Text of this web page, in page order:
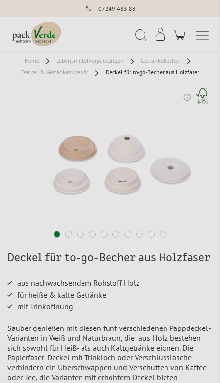
07249 483 83
Home Lebensmittelverpackungen
Getränkebecher
Deckel & Getränkezubehör
Deckel für to-go-Becher aus Holzfaser
Deckel für to-go-Becher aus Holzfaser
aus nachwachsendem Rohstoff Holz
für heiße & kalte Getränke
mit Trinköffnung
Sauber genießen mit diesen fünf verschiedenen Pappdeckel-
Varianten in Weiß und Naturbraun, die aus Holz bestehen
sich sowohl für Heiß- als auch Kaltgetränke eignen. Die
Papierfaser-Deckel mit Trinkloch oder Verschlusslasche
verhindern ein Überschwappen und Verschütten von Kaffee
oder Tee, die Varianten mit erhöhtem Deckel bieten